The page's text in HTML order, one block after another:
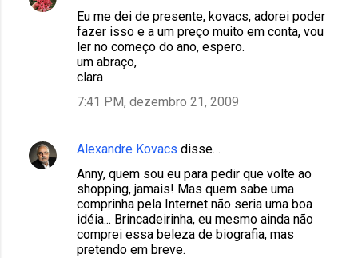
Eu me dei de presente, kovacs, adorei poder
fazer isso e a um preço muito em conta, vou
ler no começo do ano, espero.
um abraço,
clara
7:41 PM, dezembro 21, 2009
Alexandre Kovacs disse…
Anny, quem sou eu para pedir que volte ao
shopping, jamais! Mas quem sabe uma
comprinha pela Internet não seria uma boa
idéia... Brincadeirinha, eu mesmo ainda não
comprei essa beleza de biografia, mas
pretendo em breve.